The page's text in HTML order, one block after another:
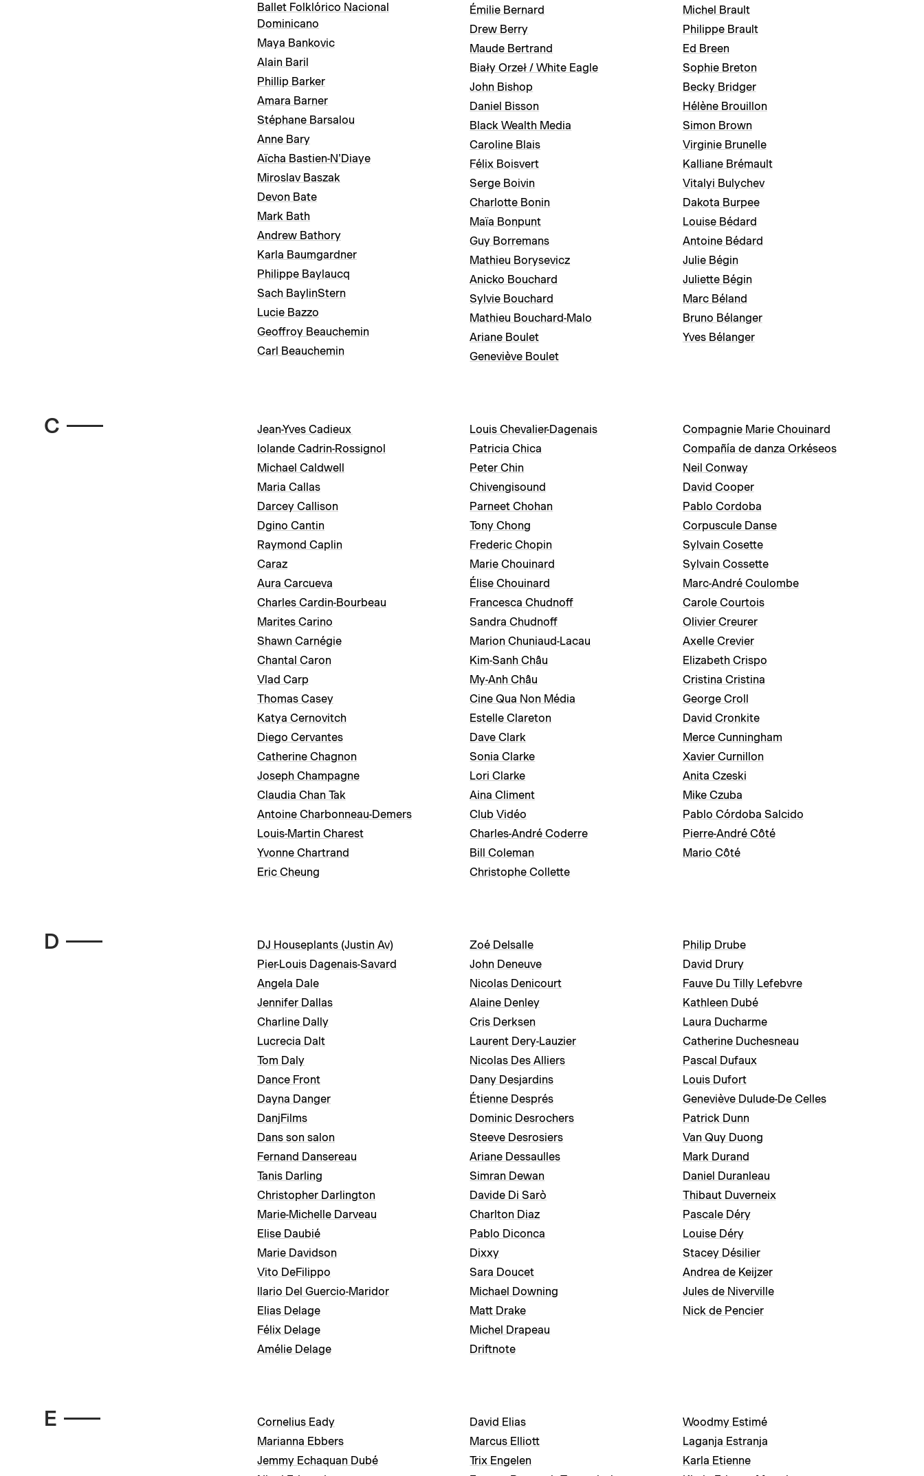
Ballet Folklórico Nacional
Dominicano
Maya Bankovic
Alain Baril
Phillip Barker
Amara Barner
Stéphane Barsalou
Anne Bary
Aïcha Bastien-N'Diaye
Miroslav Baszak
Devon Bate
Mark Bath
Andrew Bathory
Karla Baumgardner
Philippe Baylaucq
Sach Baylin­Stern
Lucie Bazzo
Geoffroy Beauchemin
Carl Beauchemin
Émilie Bernard
Drew Berry
Maude Bertrand
Biały Orzeł / White Eagle
John Bishop
Daniel Bisson
Black Wealth Media
Caroline Blais
Félix Boisvert
Serge Boivin
Charlotte Bonin
Maïa Bonpunt
Guy Borremans
Mathieu Borysevicz
Anicko Bouchard
Sylvie Bouchard
Mathieu Bouchard-Malo
Ariane Boulet
Geneviève Boulet
Michel Brault
Philippe Brault
Ed Breen
Sophie Breton
Becky Bridger
Hélène Brouillon
Simon Brown
Virginie Brunelle
Kalliane Brémault
Vitalyi Bulychev
Dakota Burpee
Louise Bédard
Antoine Bédard
Julie Bégin
Juliette Bégin
Marc Béland
Bruno Bélanger
Yves Bélanger
C
Jean-Yves Cadieux
Iolande Cadrin-Rossignol
Michael Caldwell
Maria Callas
Darcey Callison
Dgino Cantin
Raymond Caplin
Caraz
Aura Carcueva
Charles Cardin-Bourbeau
Marites Carino
Shawn Carnégie
Chantal Caron
Vlad Carp
Thomas Casey
Katya Cernovitch
Diego Cervantes
Catherine Chagnon
Joseph Champagne
Claudia Chan Tak
Antoine Charbonneau-Demers
Louis-Martin Charest
Yvonne Chartrand
Eric Cheung
Louis Chevalier-Dagenais
Patricia Chica
Peter Chin
Chivengisound
Parneet Chohan
Tony Chong
Frederic Chopin
Marie Chouinard
Élise Chouinard
Francesca Chudnoff
Sandra Chudnoff
Marion Chuniaud-Lacau
Kim-Sanh Châu
My-Anh Châu
Cine Qua Non Média
Estelle Clareton
Dave Clark
Sonia Clarke
Lori Clarke
Aina Climent
Club Vidéo
Charles-André Coderre
Bill Coleman
Christophe Collette
Compagnie Marie Chouinard
Compañía de danza Orkéseos
Neil Conway
David Cooper
Pablo Cordoba
Corpuscule Danse
Sylvain Cosette
Sylvain Cossette
Marc-André Coulombe
Carole Courtois
Olivier Creurer
Axelle Crevier
Elizabeth Crispo
Cristina Cristina
George Croll
David Cronkite
Merce Cunningham
Xavier Curnillon
Anita Czeski
Mike Czuba
Pablo Córdoba Salcido
Pierre-André Côté
Mario Côté
D
DJ Houseplants (Justin Av)
Pier-Louis Dagenais-Savard
Angela Dale
Jennifer Dallas
Charline Dally
Lucrecia Dalt
Tom Daly
Dance Front
Dayna Danger
DanjFilms
Dans son salon
Fernand Dansereau
Tanis Darling
Christopher Darlington
Marie-Michelle Darveau
Elise Daubié
Marie Davidson
Vito DeFilippo
Ilario Del Guercio-Maridor
Elias Delage
Félix Delage
Amélie Delage
Zoé Delsalle
John Deneuve
Nicolas Denicourt
Alaine Denley
Cris Derksen
Laurent Dery-Lauzier
Nicolas Des Alliers
Dany Desjardins
Étienne Després
Dominic Desrochers
Steeve Desrosiers
Ariane Dessaulles
Simran Dewan
Davide Di Sarò
Charlton Diaz
Pablo Diconca
Dixxy
Sara Doucet
Michael Downing
Matt Drake
Michel Drapeau
Driftnote
Philip Drube
David Drury
Fauve Du Tilly Lefebvre
Kathleen Dubé
Laura Ducharme
Catherine Duchesneau
Pascal Dufaux
Louis Dufort
Geneviève Dulude-De Celles
Patrick Dunn
Van Quy Duong
Mark Durand
Daniel Duranleau
Thibaut Duverneix
Pascale Déry
Louise Déry
Stacey Désilier
Andrea de Keijzer
Jules de Niverville
Nick de Pencier
E
Cornelius Eady
Marianna Ebbers
Jemmy Echaquan Dubé
David Elias
Marcus Elliott
Trix Engelen
Woodmy Estimé
Laganja Estranja
Karla Etienne